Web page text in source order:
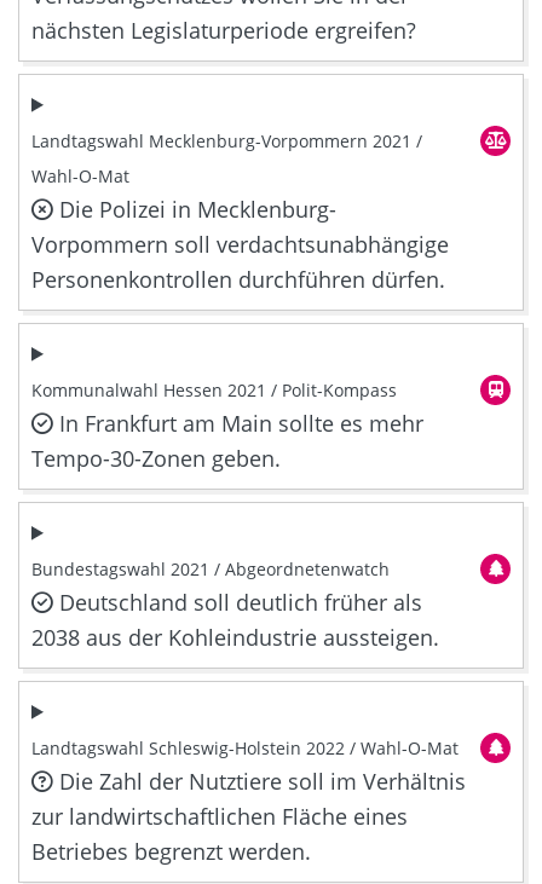
nächsten Legislaturperiode ergreifen?
Landtagswahl Mecklenburg-Vorpommern 2021 /
Wahl-O-Mat
Die Polizei in Mecklenburg-
Vorpommern soll verdachtsunabhängige
Personenkontrollen durchführen dürfen.
Kommunalwahl Hessen 2021 / Polit-Kompass
In Frankfurt am Main sollte es mehr
Tempo-30-Zonen geben.
Bundestagswahl 2021 / Abgeordnetenwatch
Deutschland soll deutlich früher als
2038 aus der Kohleindustrie aussteigen.
Landtagswahl Schleswig-Holstein 2022 / Wahl-O-Mat
Die Zahl der Nutztiere soll im Verhältnis
zur landwirtschaftlichen Fläche eines
Betriebes begrenzt werden.